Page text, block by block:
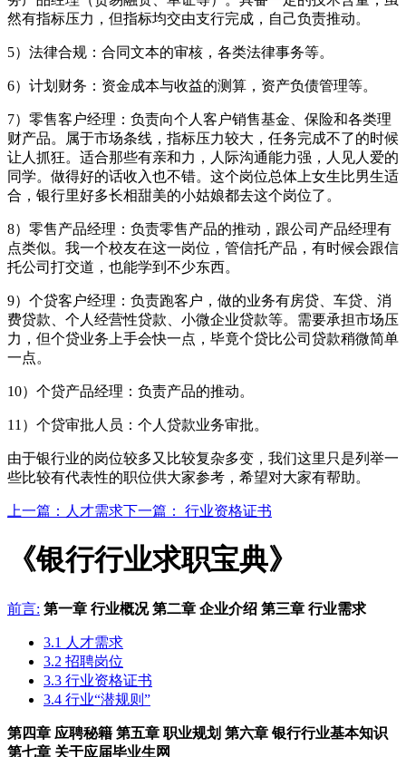
然有指标压力，但指标均交由支行完成，自己负责推动。
5）法律合规：合同文本的审核，各类法律事务等。
6）计划财务：资金成本与收益的测算，资产负债管理等。
7）零售客户经理：负责向个人客户销售基金、保险和各类理
财产品。属于市场条线，指标压力较大，任务完成不了的时候
让人抓狂。适合那些有亲和力，人际沟通能力强，人见人爱的
同学。做得好的话收入也不错。这个岗位总体上女生比男生适
合，银行里好多长相甜美的小姑娘都去这个岗位了。
8）零售产品经理：负责零售产品的推动，跟公司产品经理有
点类似。我一个校友在这一岗位，管信托产品，有时候会跟信
托公司打交道，也能学到不少东西。
9）个贷客户经理：负责跑客户，做的业务有房贷、车贷、消
费贷款、个人经营性贷款、小微企业贷款等。需要承担市场压
力，但个贷业务上手会快一点，毕竟个贷比公司贷款稍微简单
一点。
10）个贷产品经理：负责产品的推动。
11）个贷审批人员：个人贷款业务审批。
由于银行业的岗位较多又比较复杂多变，我们这里只是列举一
些比较有代表性的职位供大家参考，希望对大家有帮助。
上一篇：人才需求下一篇： 行业资格证书
《银行行业求职宝典》
前言: 第一章 行业概况 第二章 企业介绍 第三章 行业需求
3.1 人才需求
3.2 招聘岗位
3.3 行业资格证书
3.4 行业“潜规则”
第四章 应聘秘籍 第五章 职业规划 第六章 银行行业基本知识
第七章 关于应届毕业生网